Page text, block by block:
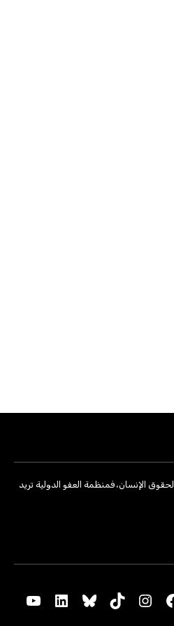
الإنسان، فمنظمة العفو الدولية تريد
Instagram
TikTok
Bluesky
LinkedIn
YouTube